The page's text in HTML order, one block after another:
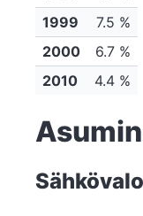
1999
7.5 %
2000
6.7 %
2010
4.4 %